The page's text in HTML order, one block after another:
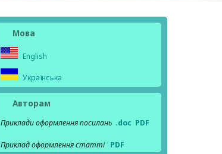
Мова
English
Українська
Авторам
Приклади оформлення посилань .doc PDF
Приклад оформлення статті PDF